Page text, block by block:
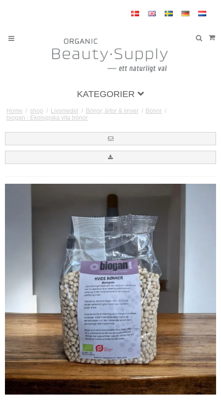
KATEGORIER
Home / shop / Livsmedel / Bönor, ärtor & linser / Bönor /
biogan - Ekologiska vita bönor